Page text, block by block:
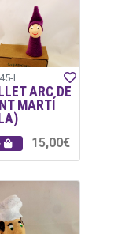
L
ARC DE
MARTÍ
15,00€